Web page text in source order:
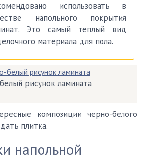
использовать в
напольного покрытия
Это самый теплый вид
материала для пола.
рисунок ламината
композиции черно-белого
плитка.
напольной